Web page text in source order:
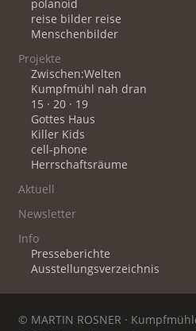
polanoid
reise bilder reise
Menschenbilder
Projekte
Zwischen:Welten
Kumpfmühl nah dran
15 · 20 · 19
Gottes Haus
Killer Kids
cell-phone
Herrschaftsräume
Aktuell
Newsletter
Info
Presseberichte
Ausstellungsverzeichnis
© MARTIN ROSNER ·